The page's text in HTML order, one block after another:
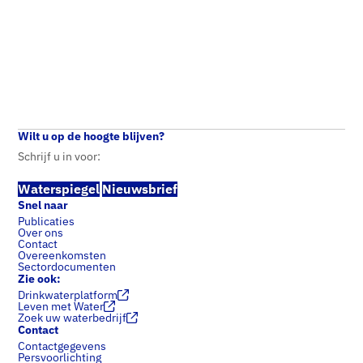
Wilt u op de hoogte blijven?
Schrijf u in voor:
Waterspiegel Nieuwsbrief
Snel naar
Publicaties
Over ons
Contact
Overeenkomsten
Sectordocumenten
Zie ook:
Drinkwaterplatform
Leven met Water
Zoek uw waterbedrijf
Contact
Contactgegevens
Persvoorlichting